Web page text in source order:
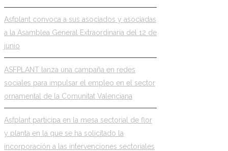
Asfplant convoca a sus asociados y asociadas
a la Asamblea General Extraordinaria del 12 de
junio
ASFPLANT lanza una campaña en redes
sociales para impulsar el empleo en el sector
ornamental de la Comunitat Valenciana
Asfplant participa en la mesa sectorial de flor
y planta en la que se ha solicitado la
incorporación a las intervenciones sectoriales